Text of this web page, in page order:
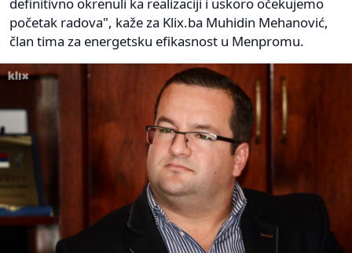
početak radova", kaže za Klix.ba Muhidin Mehanović,
član tima za energetsku efikasnost u Menpromu.